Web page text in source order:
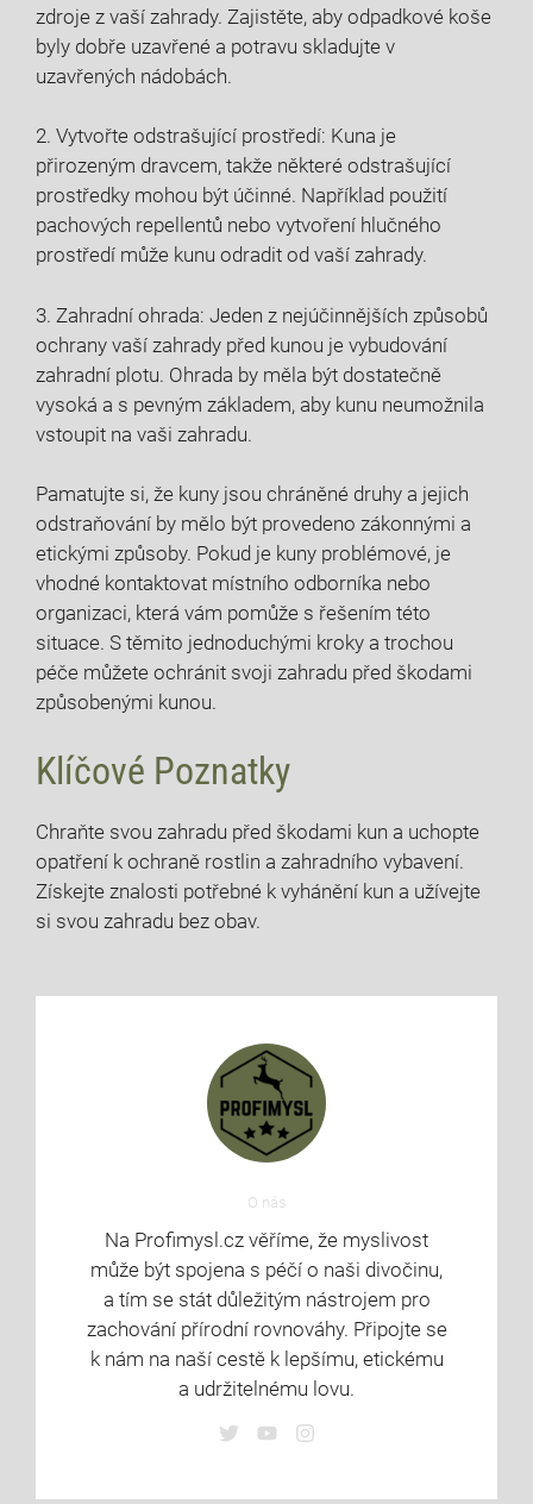
zdroje z vaší zahrady. Zajistěte, aby odpadkové koše
byly dobře uzavřené a potravu skladujte v
uzavřených nádobách.
2. Vytvořte odstrašující prostředí: Kuna je
přirozeným dravcem, takže některé odstrašující
prostředky mohou být účinné. Například použití
pachových repellentů nebo vytvoření hlučného
prostředí může kunu odradit od vaší zahrady.
3. Zahradní ohrada: Jeden z nejúčinnějších způsobů
ochrany vaší zahrady před kunou je vybudování
zahradní plotu. Ohrada by měla být dostatečně
vysoká a s pevným základem, aby kunu neumožnila
vstoupit na vaši zahradu.
Pamatujte si, že kuny jsou chráněné druhy a jejich
odstraňování by mělo být provedeno zákonnými a
etickými způsoby. Pokud je kuny problémové, je
vhodné kontaktovat místního odborníka nebo
organizaci, která vám pomůže s řešením této
situace. S těmito jednoduchými kroky a trochou
péče můžete ochránit svoji zahradu před škodami
způsobenými kunou.
Klíčové Poznatky
Chraňte svou zahradu před škodami kun a uchopte
opatření k ochraně rostlin a zahradního vybavení.
Získejte znalosti potřebné k vyhánění kun a užívejte
si svou zahradu bez obav.
O nás
Na Profimysl.cz věříme, že myslivost
může být spojena s péčí o naši divočinu,
a tím se stát důležitým nástrojem pro
zachování přírodní rovnováhy. Připojte se
k nám na naší cestě k lepšímu, etickému
a udržitelnému lovu.